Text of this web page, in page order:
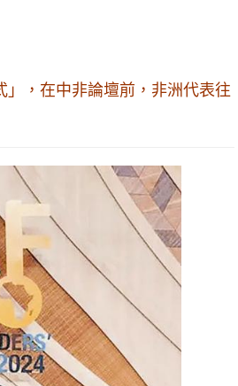
，在中非論壇前，非洲代表往